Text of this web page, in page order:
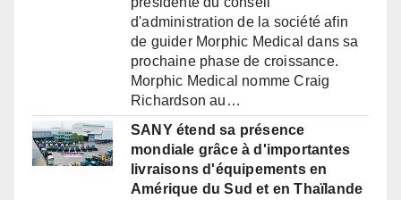
d'administration de la société afin
de guider Morphic Medical dans sa
prochaine phase de croissance.
Morphic Medical nomme Craig
Richardson au…
SANY étend sa présence
mondiale grâce à d'importantes
livraisons d'équipements en
Amérique du Sud et en Thaïlande